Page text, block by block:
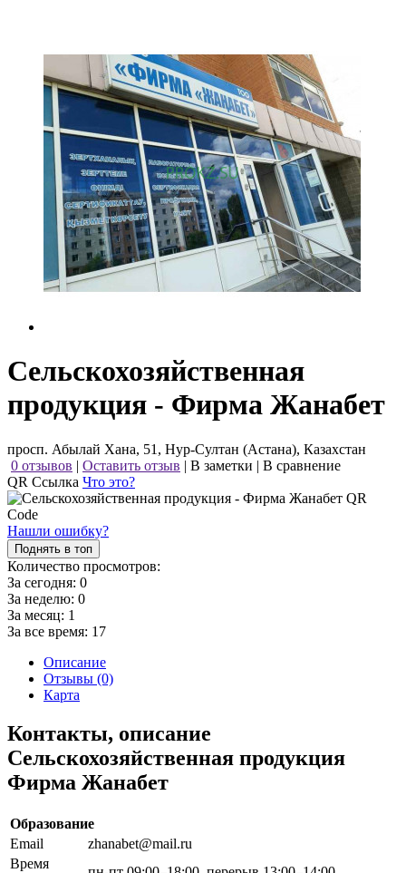
Сельскохозяйственная
продукция - Фирма Жанабет
просп. Абылай Хана, 51, Нур-Султан (Астана), Казахстан
0 отзывов | Оставить отзыв | В заметки | В сравнение
QR Ссылка Что это?
Нашли ошибку?
Поднять в топ
Количество просмотров:
За сегодня: 0
За неделю: 0
За месяц: 1
За все время: 17
Описание
Отзывы (0)
Карта
Контакты, описание
Сельскохозяйственная продукция
Фирма Жанабет
Образование
Email
zhanabet@mail.ru
Время